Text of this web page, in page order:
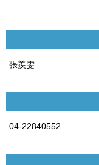
張羨雯
04-22840552